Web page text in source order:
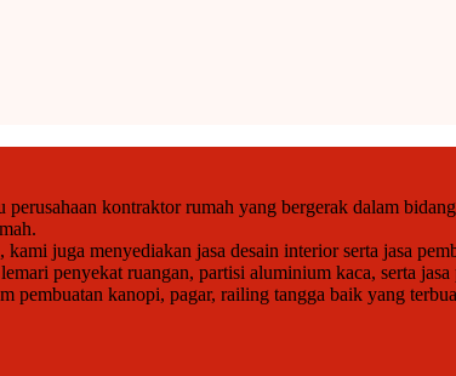
kontraktor rumah yang bergerak dalam
juga menyediakan jasa desain interior serta jasa
penyekat ruangan, partisi aluminium kaca, serta
pembuatan kanopi, pagar, railing tangga baik yang